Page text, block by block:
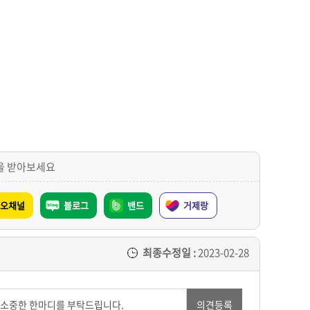
받아보세요
채널 블로그 밴드 거제랑
최종수정일 :2023-02-28
의견등록